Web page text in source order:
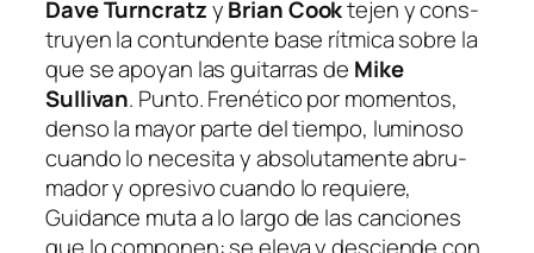
Dave TurncratzyBrian Cookte­jen y cons­
tru­yen la con­tun­den­te ba­se rít­mi­ca so­bre la
que se apo­yan las gui­ta­rras de Mike
Sullivan. Punto. Frenético por mo­men­tos,
den­so la ma­yor par­te del tiem­po, lu­mi­no­so
cuan­do lo ne­ce­si­ta y ab­so­lu­ta­men­te abru­
ma­dor y opre­si­vo cuan­do lo re­quie­re,
Guidance mu­ta a lo lar­go de las can­cio­nes